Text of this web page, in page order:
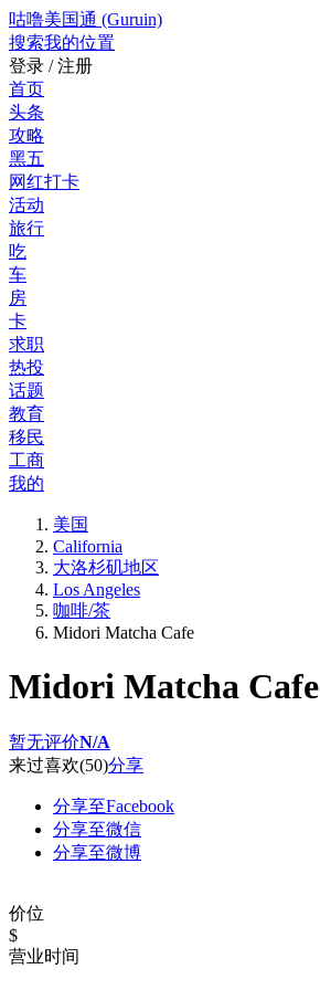
咕噜美国通 (Guruin)
搜索我的位置
登录 / 注册
首页
头条
攻略
黑五
网红打卡
活动
旅行
吃
车
房
卡
求职
热投
话题
教育
移民
工商
我的
美国
California
大洛杉矶地区
Los Angeles
咖啡/茶
Midori Matcha Cafe
Midori Matcha Cafe
暂无评价N/A
来过喜欢(50)分享
分享至Facebook
分享至微信
分享至微博
价位
$
营业时间